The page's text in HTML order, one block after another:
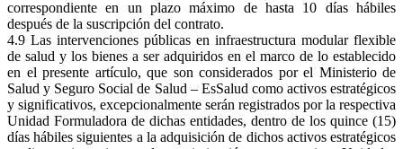
correspondiente en un plazo máximo de hasta 10 días hábiles
después de la suscripción del contrato.
4.9 Las intervenciones públicas en infraestructura modular flexible
de salud y los bienes a ser adquiridos en el marco de lo establecido
en el presente artículo, que son considerados por el Ministerio de
Salud y Seguro Social de Salud – EsSalud como activos estratégicos
y significativos, excepcionalmente serán registrados por la respectiva
Unidad Formuladora de dichas entidades, dentro de los quince (15)
días hábiles siguientes a la adquisición de dichos activos estratégicos